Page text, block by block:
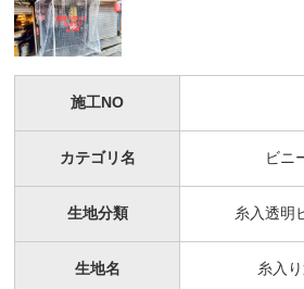
施工NO
カテゴリ名 ビニ
生地分類 糸入透明
生地名 糸入